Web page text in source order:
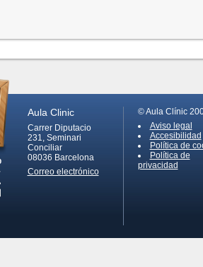
Aula Clinic
Carrer Diputacio
231, Seminari
Conciliar
08036 Barcelona
Correo electrónico
© Aula Clínic
Aviso legal
Accesibilidad
Política de
Política de
privacidad